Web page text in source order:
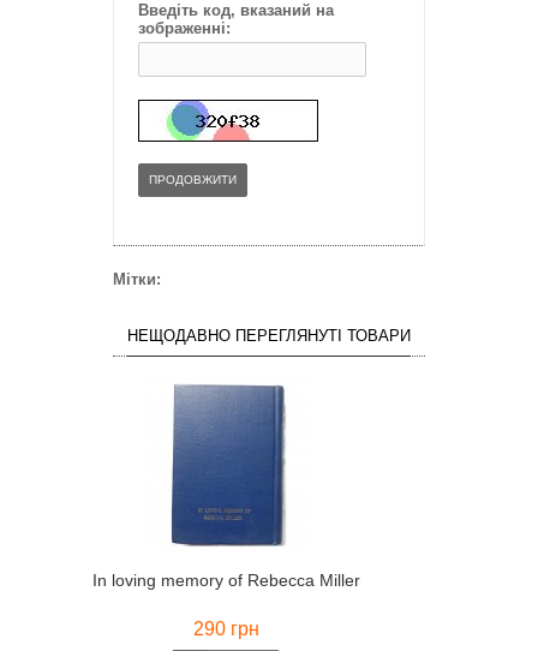
Введіть код, вказаний на
зображенні:
ПРОДОВЖИТИ
Мітки:
НЕЩОДАВНО ПЕРЕГЛЯНУТІ ТОВАРИ
In loving memory of Rebecca Miller
290 грн